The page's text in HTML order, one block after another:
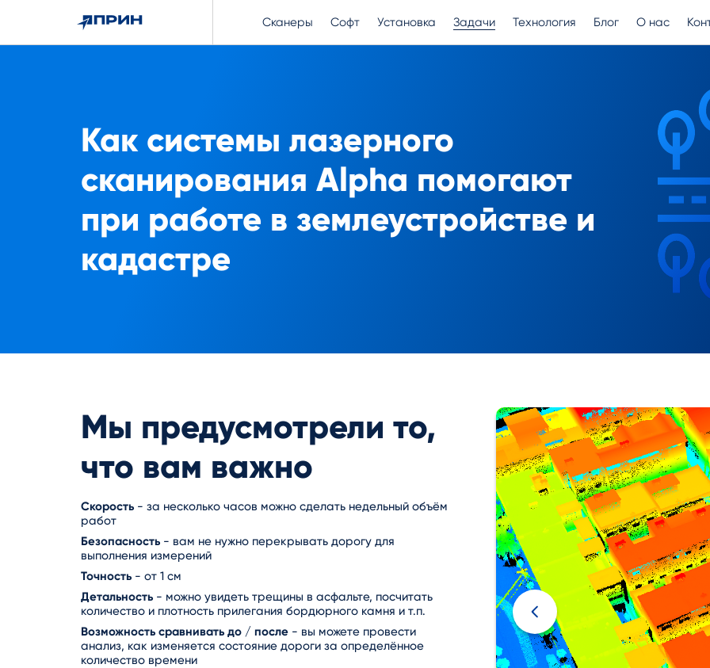
Сканеры Софт Установка Задачи Технология Блог О нас
Как системы лазерного
сканирования Alpha помогают
при работе в землеустройстве и
кадастре
Мы предусмотрели то,
что вам важно
Скорость - за несколько часов можно сделать недельный объём
работ
Безопасность - вам не нужно перекрывать дорогу для
выполнения измерений
Точность - от 1 см
Детальность - можно увидеть трещины в асфальте, посчитать
количество и плотность прилегания бордюрного камня и т.п.
Возможность сравнивать до / после - вы можете провести
анализ, как изменяется состояние дороги за определённое
количество времени